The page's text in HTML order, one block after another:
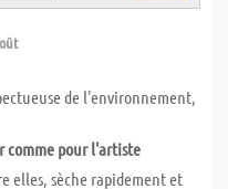
de l'environnement,
comme pour l'artiste
elles, sèche rapidement et